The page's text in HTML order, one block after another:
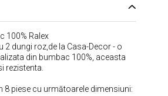
100% Ralex
dungi roz,de la Casa-Decor - o
din bumbac 100%, aceasta
rezistenta.
8 piese cu următoarele dimensiuni: